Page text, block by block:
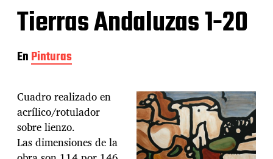
Tierras Andaluzas 1-20
EnPinturas
Cuadro realizado en
acrílico/rotulador
sobre lienzo.
Las dimensiones de la